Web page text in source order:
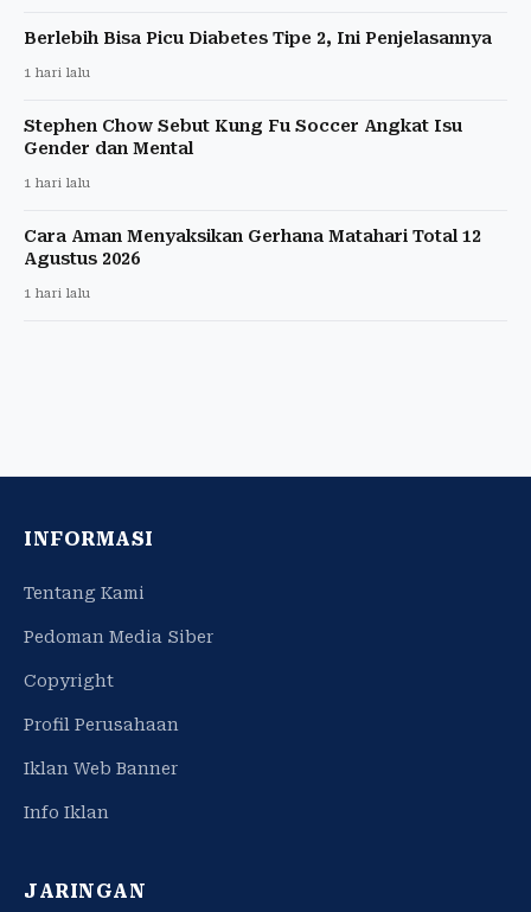
Berlebih Bisa Picu Diabetes Tipe 2, Ini Penjelasannya
1 hari lalu
Stephen Chow Sebut Kung Fu Soccer Angkat Isu
Gender dan Mental
1 hari lalu
Cara Aman Menyaksikan Gerhana Matahari Total 12
Agustus 2026
1 hari lalu
INFORMASI
Tentang Kami
Pedoman Media Siber
Copyright
Profil Perusahaan
Iklan Web Banner
Info Iklan
JARINGAN